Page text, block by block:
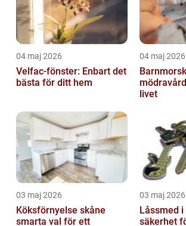
04 maj 2026
Velfac-fönster: Enbart det
bästa för ditt hem
04 maj 2026
Barnmorska
livet
03 maj 2026
Köksförnyelse skåne
smarta val för ett
03 maj 2026
Låssmed i
säkerhet